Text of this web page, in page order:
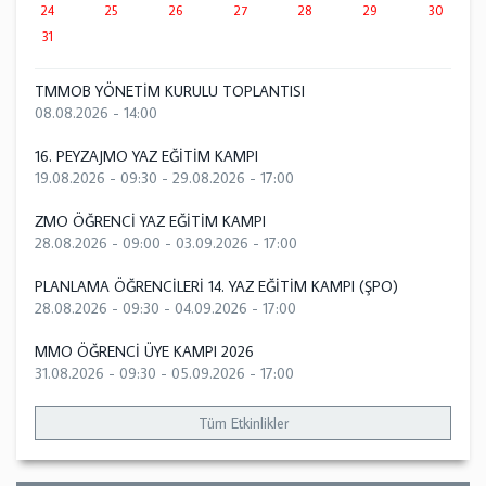
24
25 26 27 28 29
30
31
TMMOB YÖNETİM KURULU TOPLANTISI
08.08.2026 - 14:00
16. PEYZAJMO YAZ EĞİTİM KAMPI
19.08.2026 - 09:30 - 29.08.2026 - 17:00
ZMO ÖĞRENCİ YAZ EĞİTİM KAMPI
28.08.2026 - 09:00 - 03.09.2026 - 17:00
PLANLAMA ÖĞRENCİLERİ 14. YAZ EĞİTİM KAMPI (ŞPO)
28.08.2026 - 09:30 - 04.09.2026 - 17:00
MMO ÖĞRENCİ ÜYE KAMPI 2026
31.08.2026 - 09:30 - 05.09.2026 - 17:00
Tüm Etkinlikler